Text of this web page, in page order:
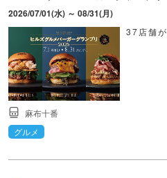
2026/07/01(水) ～ 08/31(月)
37店舗
麻布十番
グルメ